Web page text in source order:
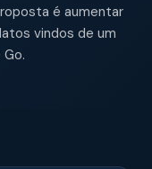
é aumentar
vindos de um